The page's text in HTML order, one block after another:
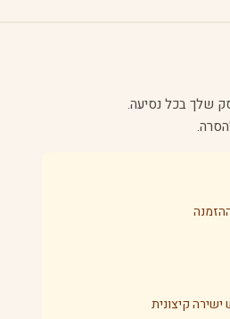
שלך בכל נסיעה.
קיצונית